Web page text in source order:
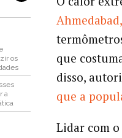
os
a
que
disso,
que a
Lidar com